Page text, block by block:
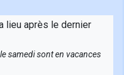
lieu après le dernier
samedi sont en vacances